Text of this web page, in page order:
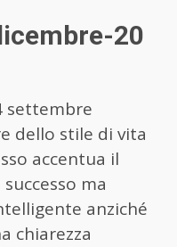
20
settembre
dello stile di vita
accentua il
ma
anziché
chiarezza